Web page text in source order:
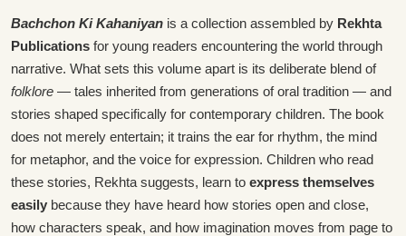
Bachchon Ki Kahaniyan is a collection assembled by Rekhta
Publications for young readers encountering the world through
narrative. What sets this volume apart is its deliberate blend of
folklore — tales inherited from generations of oral tradition — and
stories shaped specifically for contemporary children. The book
does not merely entertain; it trains the ear for rhythm, the mind
for metaphor, and the voice for expression. Children who read
these stories, Rekhta suggests, learn to express themselves
easily because they have heard how stories open and close,
how characters speak, and how imagination moves from page to